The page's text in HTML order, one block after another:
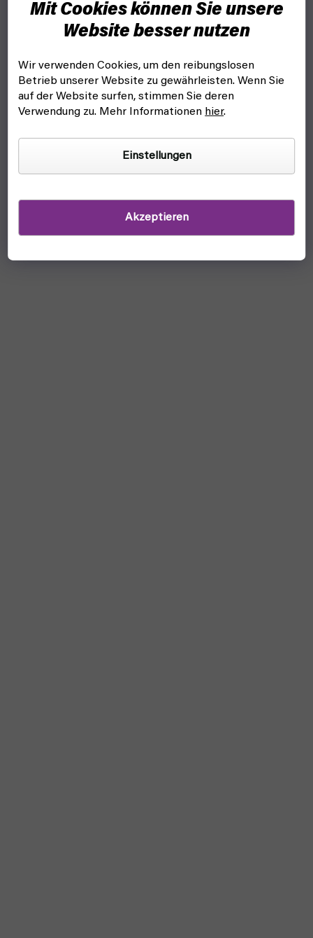
Mit Cookies können Sie unsere
Website besser nutzen
Wir verwenden Cookies, um den reibungslosen
Betrieb unserer Website zu gewährleisten. Wenn Sie
auf der Website surfen, stimmen Sie deren
Verwendung zu. Mehr Informationen hier.
Einstellungen
Akzeptieren